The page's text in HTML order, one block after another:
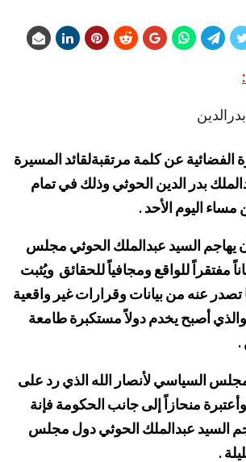
الفضائية عن كلمة مرتقبةلقائد المسيرة
بدر الدين الحوثي وذلك في تمام
اليوم الأحد .
يهاجم السيد عبدالملك الحوثي مجلس
مفتقراً للواقع ومجافياً للحقائق ويُثبت
تصدر عنه من بيانات وقرارات غير واقعية
أصبح يخدم دولاً مستكبرة طامعة
.
السياسي لأنصار الله الذي رد على
منحازاً إلى جانب الحكومة فإنة
السيد عبدالملك الحوثي دول مجلس
.